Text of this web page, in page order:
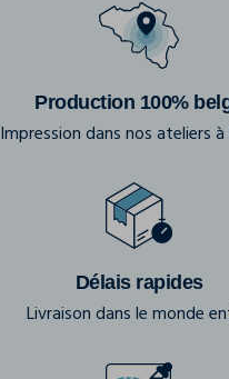
Production 100%
Impression dans nos ateliers
Délais rapides
Livraison dans le monde